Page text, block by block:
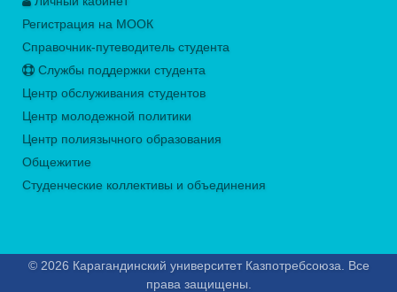
Регистрация на МООК
Справочник-путеводитель студента
Службы поддержки студента
Центр обслуживания студентов
Центр молодежной политики
Центр полиязычного образования
Общежитие
Студенческие коллективы и объединения
© 2026 Карагандинский университет Казпотребсоюза. Все
права защищены.